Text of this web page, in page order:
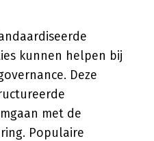
kunnen helpen bij
Deze
met de
Populaire